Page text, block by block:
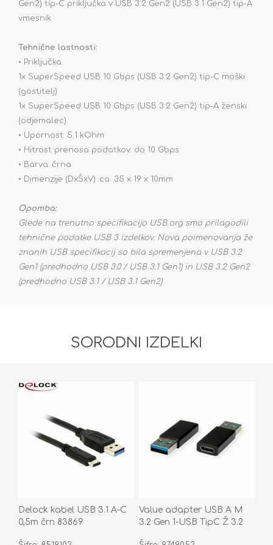
Gen2) tip-C priključka v USB 3.2 Gen2 (USB 3.1 Gen2) tip-A
vmesnik
Tehnične lastnosti:
• Priključka:
1x SuperSpeed USB 10 Gbps (USB 3.2 Gen2) tip-C moški
(gostitelj)
1x SuperSpeed USB 10 Gbps (USB 3.2 Gen2) tip-A ženski
(odjemalec)
• Upornost: 5.1 kOhm
• Hitrost prenosa podatkov: do 10 Gbps
• Barva: črna
• Dimenzije (DxŠxV): ca. 35 x 19 x 10mm
Opomba:
Glede na trenutno specifikacijo USB.org smo prilagodili
tehnične podatke USB 3 izdelkov. Nova poimenovanja že
znanih USB specifikacij so bila spremenjena v USB 3.2
Gen1 (predhodno USB 3.0 / USB 3.1 Gen1) in USB 3.2 Gen2
(predhodno USB 3.1 / USB 3.1 Gen2)
SORODNI IZDELKI
Delock kabel USB 3.1 A-C
0,5m črn 83869
Value adapter USB A M
3.2 Gen 1-USB TipC Ž 3.2